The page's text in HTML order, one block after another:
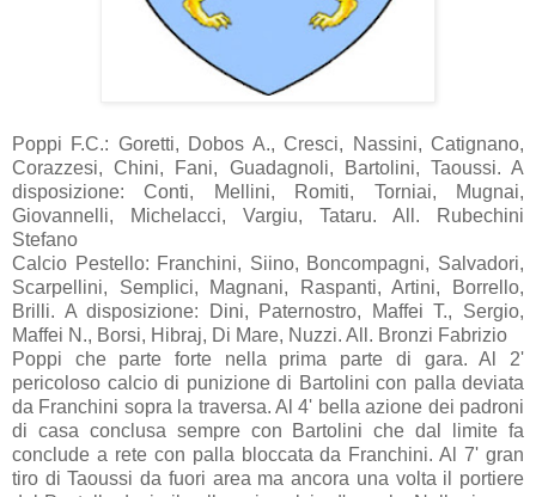
Poppi F.C.: Goretti, Dobos A., Cresci, Nassini, Catignano,
Corazzesi, Chini, Fani, Guadagnoli, Bartolini, Taoussi. A
disposizione: Conti, Mellini, Romiti, Torniai, Mugnai,
Giovannelli, Michelacci, Vargiu, Tataru. All. Rubechini
Stefano
Calcio Pestello: Franchini, Siino, Boncompagni, Salvadori,
Scarpellini, Semplici, Magnani, Raspanti, Artini, Borrello,
Brilli. A disposizione: Dini, Paternostro, Maffei T., Sergio,
Maffei N., Borsi, Hibraj, Di Mare, Nuzzi. All. Bronzi Fabrizio
Poppi che parte forte nella prima parte di gara. Al 2'
pericoloso calcio di punizione di Bartolini con palla deviata
da Franchini sopra la traversa. Al 4' bella azione dei padroni
di casa conclusa sempre con Bartolini che dal limite fa
conclude a rete con palla bloccata da Franchini. Al 7' gran
tiro di Taoussi da fuori area ma ancora una volta il portiere